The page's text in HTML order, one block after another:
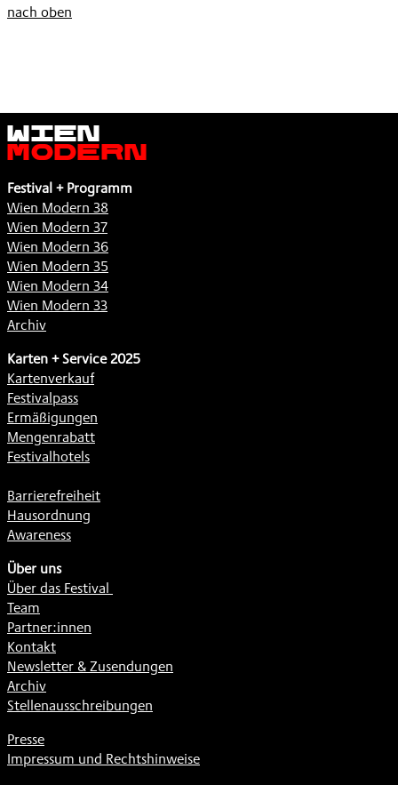
nach oben
Wien
Modern
Festival + Programm
Wien Modern 38
Wien Modern 37
Wien Modern 36
Wien Modern 35
Wien Modern 34
Wien Modern 33
Archiv
Karten + Service 2025
Kartenverkauf
Festivalpass
Ermäßigungen
Mengenrabatt
Festivalhotels
Barrierefreiheit
Hausordnung
Awareness
Über uns
Über das Festival
Team
Partner:innen
Kontakt
Newsletter & Zusendungen
Archiv
Stellenausschreibungen
Presse
Impressum und Rechtshinweise